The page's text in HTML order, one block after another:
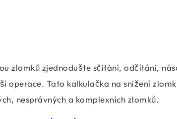
zlomků zjednodušte sčítání, odčítání,
operace. Tato kalkulačka na snížení
nesprávných a komplexních zlomků.